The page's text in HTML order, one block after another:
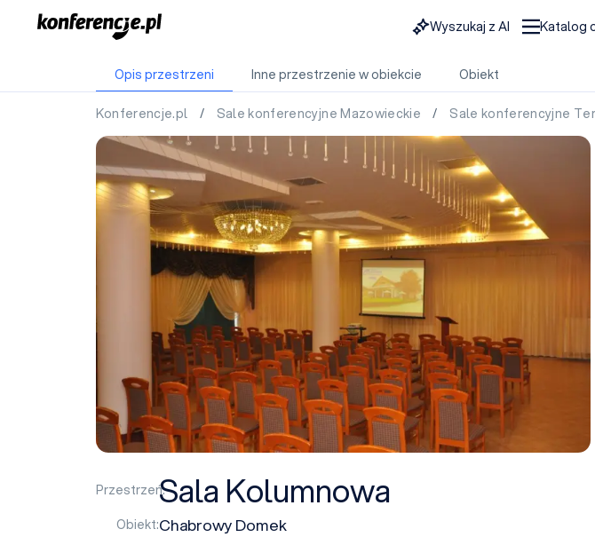
Wyszukaj z AI Katalog
Opis przestrzeni Inne przestrzenie w obiekcie Obiekt
Konferencje.pl / Sale konferencyjne Mazowieckie / Sale konferencyjne
Przestrzeń:Sala Kolumnowa
Obiekt:Chabrowy Domek